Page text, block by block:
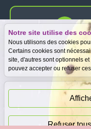
Notre site utilise des
Nous utilisons des cookies
Certains cookies sont
site, d'autres sont optionnels
pouvez accepter ou refuser
Refuser
Expertise
gratuite